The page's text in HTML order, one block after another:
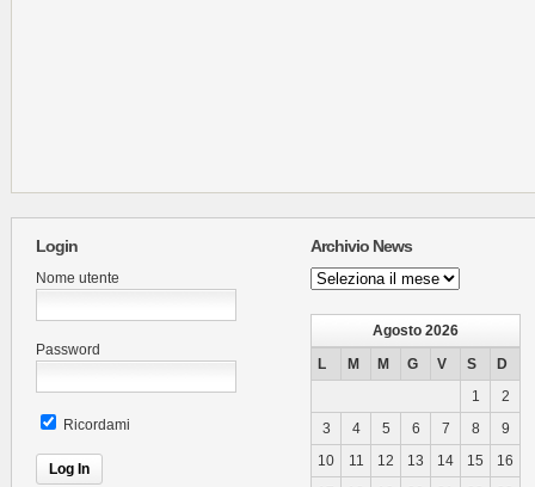
Login
Nome utente
Password
Ricordami
Archivio News
Archivio
News
Agosto 2026
L
M M G V S
D
1
2
3
4 5 6 7 8
9
10
11 12 13 14 15
16